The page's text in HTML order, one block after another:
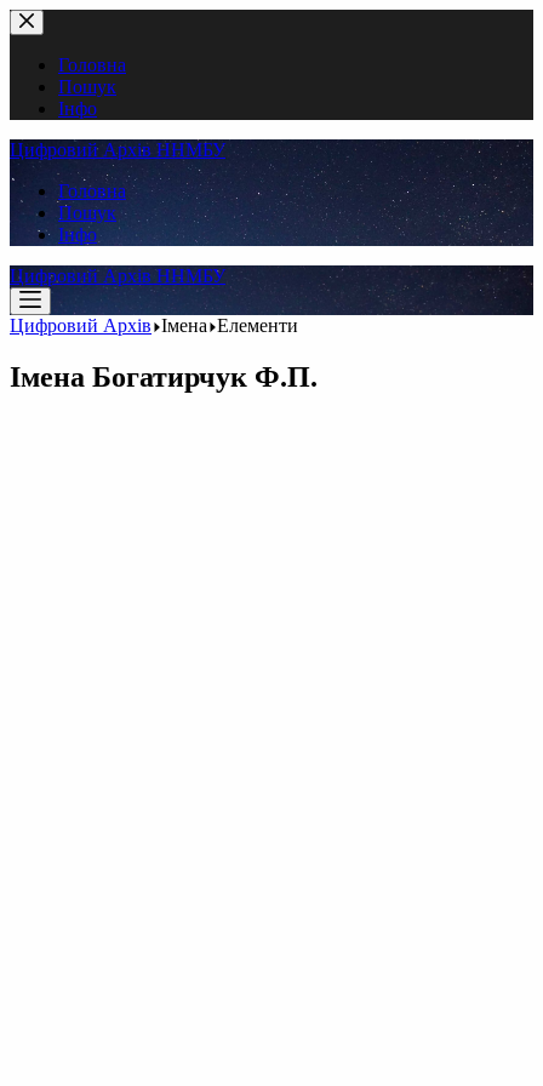
Перейти
до
вмістуГоловна
Пошук
Інфо
Цифровий Архів ННМБУ
Головна
Пошук
Інфо
Цифровий Архів ННМБУ
Цифровий Архів Імена Елементи
Імена Богатирчук Ф.П.